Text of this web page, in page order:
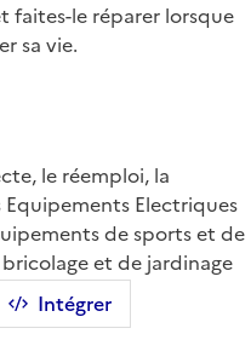
Intégrer
faites-le réparer lorsque
sa vie.
le réemploi, la
Electriques
de sports et de
et de jardinage